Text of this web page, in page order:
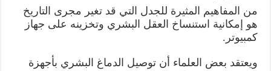
من المفاهيم المثيرة للجدل التي قد تغير مجرى التاريخ
هو إمكانية استنساخ العقل البشري وتخزينه على جهاز
كمبيوتر.
ويعتقد بعض العلماء أن توصيل الدماغ البشري بأجهزة